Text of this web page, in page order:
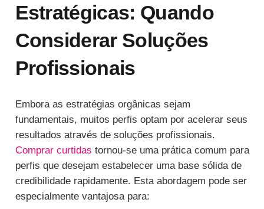
Estratégicas: Quando
Considerar Soluções
Profissionais
Embora as estratégias orgânicas sejam
fundamentais, muitos perfis optam por acelerar seus
resultados através de soluções profissionais.
Comprar curtidas tornou-se uma prática comum para
perfis que desejam estabelecer uma base sólida de
credibilidade rapidamente. Esta abordagem pode ser
especialmente vantajosa para: